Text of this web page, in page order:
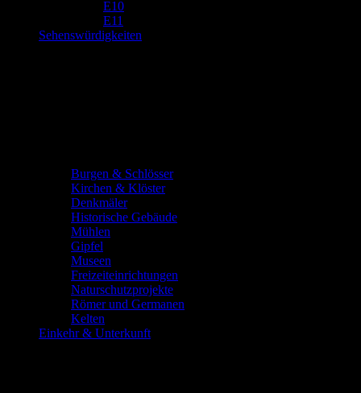
E10
E11
Sehenswürdigkeiten
Burgen & Schlösser
Kirchen & Klöster
Denkmäler
Historische Gebäude
Mühlen
Gipfel
Museen
Freizeiteinrichtungen
Naturschutzprojekte
Römer und Germanen
Kelten
Einkehr & Unterkunft